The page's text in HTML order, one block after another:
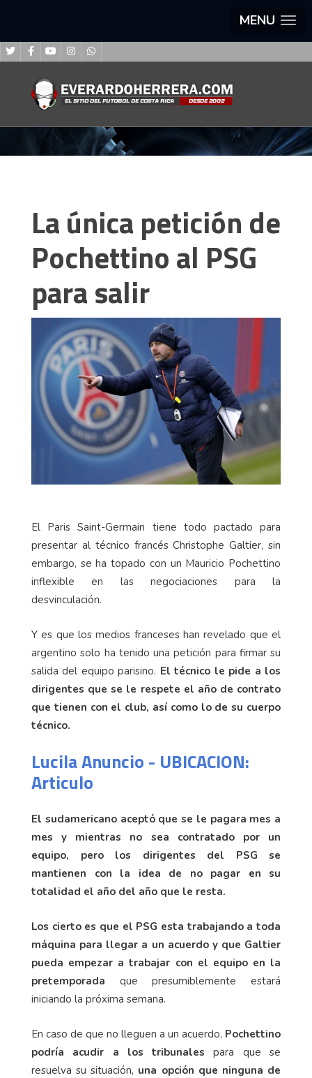
MENU
La única petición de
Pochettino al PSG
para salir
El Paris Saint-Germain tiene todo pactado para
presentar al técnico francés Christophe Galtier, sin
embargo, se ha topado con un Mauricio Pochettino
inflexible en las negociaciones para la
desvinculación.
Y es que los medios franceses han revelado que el
argentino solo ha tenido una petición para firmar su
salida del equipo parisino. El técnico le pide a los
dirigentes que se le respete el año de contrato
que tienen con el club, así como lo de su cuerpo
técnico.
Lucila Anuncio - UBICACION:
Articulo
El sudamericano aceptó que se le pagara mes a
mes y mientras no sea contratado por un
equipo, pero los dirigentes del PSG se
mantienen con la idea de no pagar en su
totalidad el año del año que le resta.
Los cierto es que el PSG esta trabajando a toda
máquina para llegar a un acuerdo y que Galtier
pueda empezar a trabajar con el equipo en la
pretemporada que presumiblemente estará
iniciando la próxima semana.
En caso de que no lleguen a un acuerdo, Pochettino
podría acudir a los tribunales para que se
resuelva su situación, una opción que ninguna de